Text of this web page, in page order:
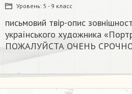
Уровень: 5 - 9 класс
письмовий твір-опис
українського художника
ПОЖАЛУЙСТА ОЧЕНЬ